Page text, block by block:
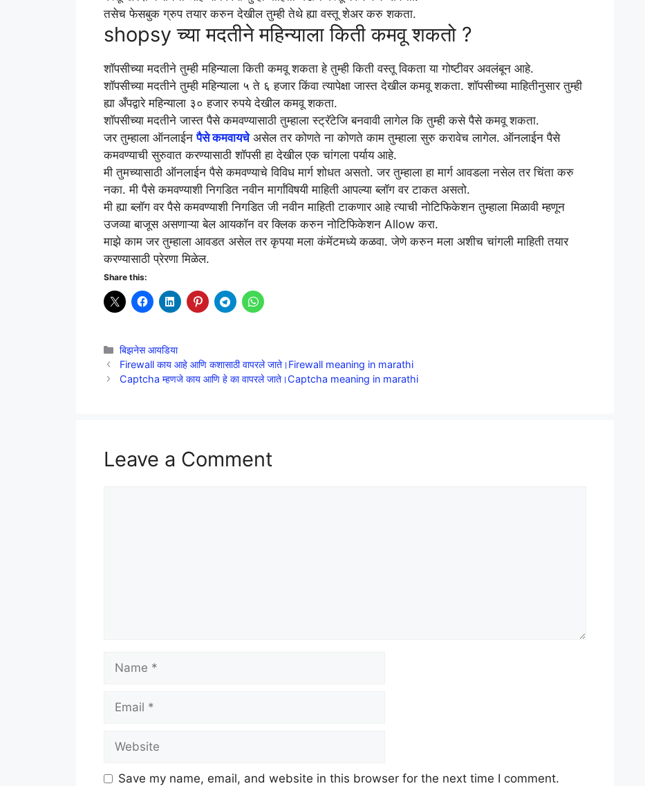
तसेच फेसबुक ग्रुप तयार करुन देखील तुम्ही तेथे ह्या वस्तू शेअर करु शकता.
shopsy च्या मदतीने महिन्याला किती कमवू शकतो ?
शॉपसीच्या मदतीने तुम्ही महिन्याला किती कमवू शकता हे तुम्ही किती वस्तू विकता या गोष्टीवर अवलंबून आहे.
शॉपसीच्या मदतीने तुम्ही महिन्याला ५ ते ६ हजार किंवा त्यापेक्षा जास्त देखील कमवू शकता. शॉपसीच्या माहितीनुसार तुम्ही
ह्या अँपद्वारे महिन्याला ३० हजार रुपये देखील कमवू शकता.
शॉपसीच्या मदतीने जास्त पैसे कमवण्यासाठी तुम्हाला स्ट्रॅटेजि बनवावी लागेल कि तुम्ही कसे पैसे कमवू शकता.
जर तुम्हाला ऑनलाईनपैसे कमवायचेअसेल तर कोणते ना कोणते काम तुम्हाला सुरु करावेच लागेल. ऑनलाईन पैसे
कमवण्याची सुरुवात करण्यासाठी शॉपसी हा देखील एक चांगला पर्याय आहे.
मी तुमच्यासाठी ऑनलाईन पैसे कमवण्याचे विविध मार्ग शोधत असतो. जर तुम्हाला हा मार्ग आवडला नसेल तर चिंता करु
नका. मी पैसे कमवण्याशी निगडित नवीन मार्गांविषयी माहिती आपल्या ब्लॉग वर टाकत असतो.
मी ह्या ब्लॉग वर पैसे कमवण्याशी निगडित जी नवीन माहिती टाकणार आहे त्याची नोटिफिकेशन तुम्हाला मिळावी म्हणून
उजव्या बाजूस असणाऱ्या बेल आयकॉन वर क्लिक करुन नोटिफिकेशन Allow करा.
माझे काम जर तुम्हाला आवडत असेल तर कृपया मला कंमेंटमध्ये कळवा. जेणे करुन मला अशीच चांगली माहिती तयार
करण्यासाठी प्रेरणा मिळेल.
Share this:
Categories
बिझनेस आयडिया
Firewall काय आहे आणि कशासाठी वापरले जाते।Firewall meaning in marathi
Captcha म्हणजे काय आणि हे का वापरले जाते।Captcha meaning in marathi
Leave a Comment
Name
Email
Website
Save my name, email, and website in this browser for the next time I comment.